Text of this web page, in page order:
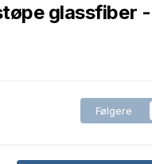
glassfiber -
Følgere